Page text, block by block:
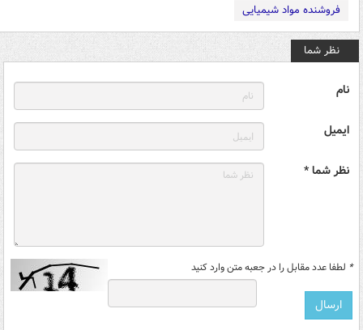
فروشنده مواد شیمیایی
نظر شما
نام
ایمیل
نظر شما *
* لطفا عدد مقابل را در جعبه متن وارد کنید